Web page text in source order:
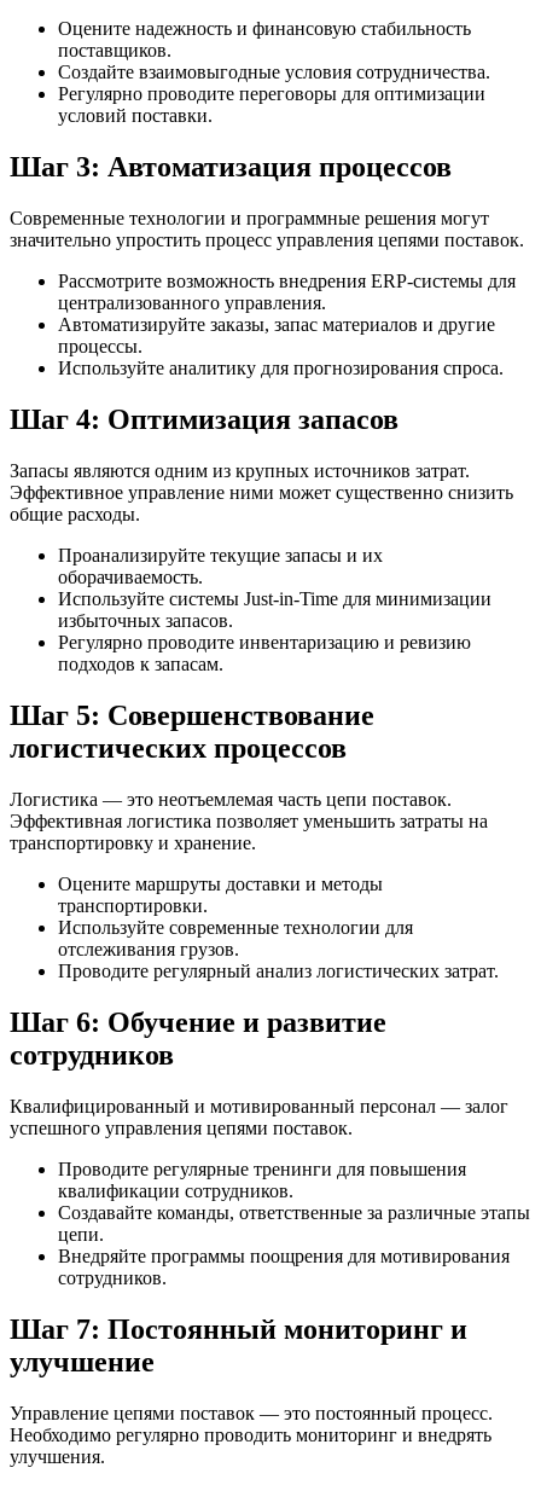
Оцените надежность и финансовую стабильность
поставщиков.
Создайте взаимовыгодные условия сотрудничества.
Регулярно проводите переговоры для оптимизации
условий поставки.
Шаг 3: Автоматизация процессов
Современные технологии и программные решения могут
значительно упростить процесс управления цепями поставок.
Рассмотрите возможность внедрения ERP-системы для
централизованного управления.
Автоматизируйте заказы, запас материалов и другие
процессы.
Используйте аналитику для прогнозирования спроса.
Шаг 4: Оптимизация запасов
Запасы являются одним из крупных источников затрат.
Эффективное управление ними может существенно снизить
общие расходы.
Проанализируйте текущие запасы и их
оборачиваемость.
Используйте системы Just-in-Time для минимизации
избыточных запасов.
Регулярно проводите инвентаризацию и ревизию
подходов к запасам.
Шаг 5: Совершенствование
логистических процессов
Логистика — это неотъемлемая часть цепи поставок.
Эффективная логистика позволяет уменьшить затраты на
транспортировку и хранение.
Оцените маршруты доставки и методы
транспортировки.
Используйте современные технологии для
отслеживания грузов.
Проводите регулярный анализ логистических затрат.
Шаг 6: Обучение и развитие
сотрудников
Квалифицированный и мотивированный персонал — залог
успешного управления цепями поставок.
Проводите регулярные тренинги для повышения
квалификации сотрудников.
Создавайте команды, ответственные за различные этапы
цепи.
Внедряйте программы поощрения для мотивирования
сотрудников.
Шаг 7: Постоянный мониторинг и
улучшение
Управление цепями поставок — это постоянный процесс.
Необходимо регулярно проводить мониторинг и внедрять
улучшения.